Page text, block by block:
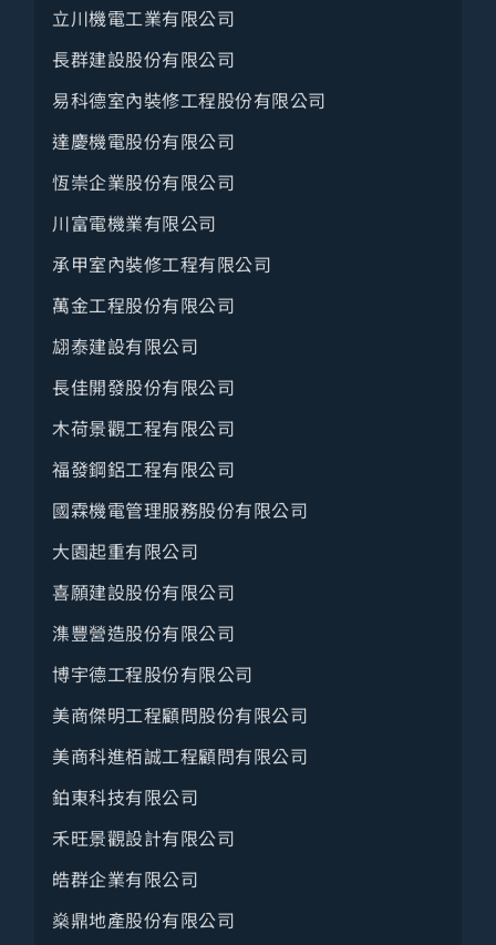
立川機電工業有限公司
長群建設股份有限公司
易科德室內裝修工程股份有限公司
達慶機電股份有限公司
恆崇企業股份有限公司
川富電機業有限公司
承甲室內裝修工程有限公司
萬金工程股份有限公司
翃泰建設有限公司
長佳開發股份有限公司
木荷景觀工程有限公司
福發鋼鋁工程有限公司
國霖機電管理服務股份有限公司
大園起重有限公司
喜願建設股份有限公司
潗豐營造股份有限公司
博宇德工程股份有限公司
美商傑明工程顧問股份有限公司
美商科進栢誠工程顧問有限公司
鉑東科技有限公司
禾旺景觀設計有限公司
皓群企業有限公司
燊鼎地產股份有限公司